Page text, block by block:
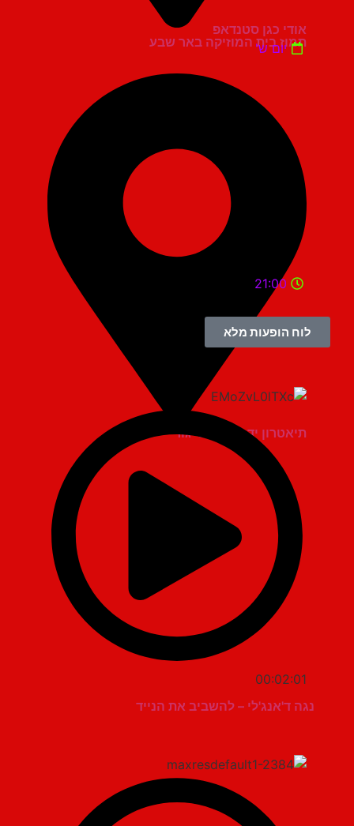
תמוז בית המוזיקה באר שבע
אודי כגן סטנדאפ
יום ש'
תיאטרון יד למגינים יגור
21:00
לוח הופעות מלא
00:02:01
נגה ד'אנג'לי – להשביב את הנייד